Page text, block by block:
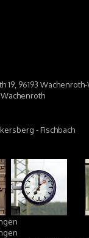
96193
- Fischbach